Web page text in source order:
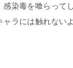
染毒を喰らって
ラには触れない